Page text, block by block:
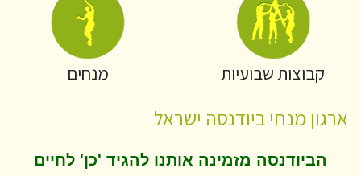
קבוצות שבועיות מנחים
ארגון מנחי ביודנסה ישראל
הביודנסה מזמינה אותנו להגיד 'כן' לחיים